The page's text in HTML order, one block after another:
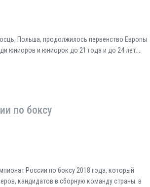
Польша, продолжилось первенство Европы
юниоров и юниорок до 21 года и до 24 лет....
по боксу
России по боксу 2018 года, который
кандидатов в сборную команду страны в